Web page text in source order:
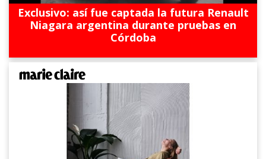
Exclusivo: así fue captada la futura Renault
Niagara argentina durante pruebas en
Córdoba